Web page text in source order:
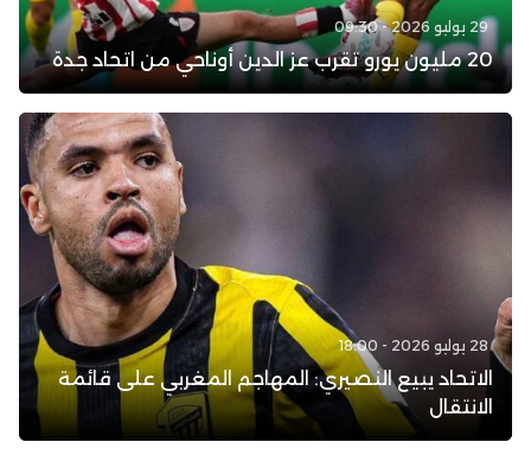
29 يوليو 2026 - 09:30
20 مليون يورو تقرب عز الدين أوناحي من اتحاد جدة
28 يوليو 2026 - 18:00
الاتحاد يبيع النصيري: المهاجم المغربي على قائمة
الانتقال